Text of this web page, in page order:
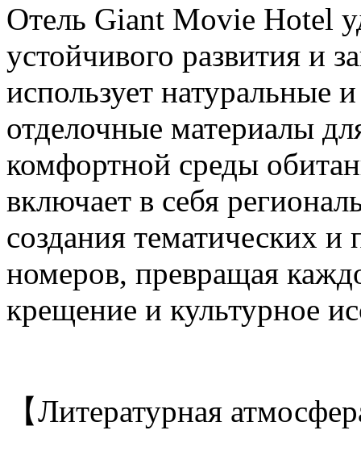
Отель Giant Movie Hotel
устойчивого развития и
использует натуральные
отделочные материалы
комфортной среды
включает в себя
создания тематических
номеров, превращая
крещение и культурное
【Литературная